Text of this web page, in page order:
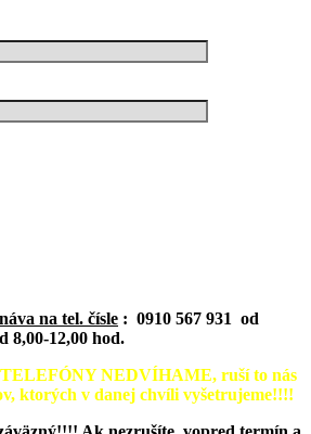
na tel. čísle : 0910 567 931 od
8,00-12,00 hod.
NEDVÍHAME, ruší to nás
ktorých v danej chvíli vyšetrujeme!!!!